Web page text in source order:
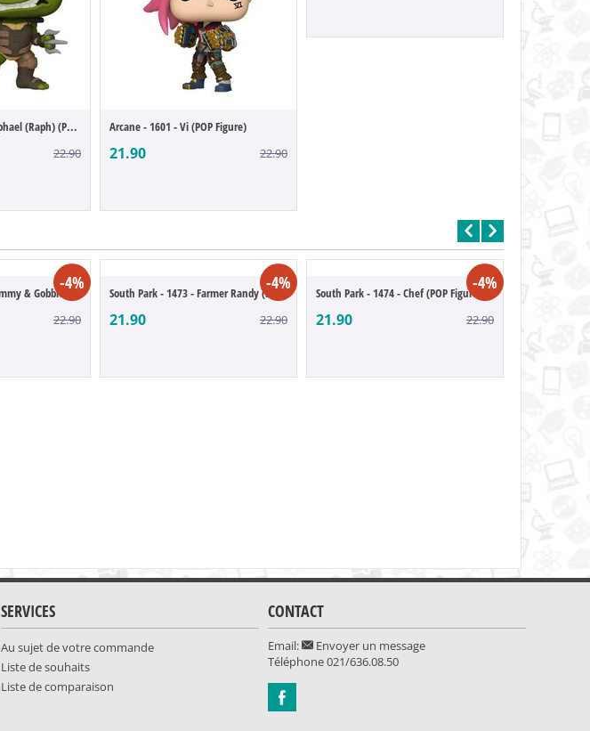
Tortues Ninja - 44 Raphael (Raph) (POP Fi...
22.90
Arcane - 1601 - Vi (POP Figure)
21.90 22.90
-4%
South Park - 1471 - Timmy & Gobbles (POP ...
22.90
-4%
South Park - 1473 - Farmer Randy (POP Fig...
21.90 22.90
-4%
South Park - 1474 - Chef (POP Figure)
21.90 22.90
SERVICES
Au sujet de votre commande
Liste de souhaits
Liste de comparaison
CONTACT
Email:
Envoyer un message
Téléphone021/636.08.50